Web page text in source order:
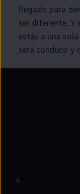
llegado para
ser diferente. Y
estás a una
será conducir y
4